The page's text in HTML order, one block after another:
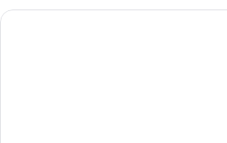
เตียง
Taj Cape Town